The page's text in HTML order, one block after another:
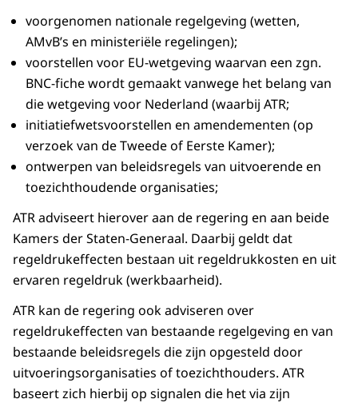
voorgenomen nationale regelgeving (wetten,
AMvB’s en ministeriële regelingen);
voorstellen voor EU-wetgeving waarvan een zgn.
BNC-fiche wordt gemaakt vanwege het belang van
die wetgeving voor Nederland (waarbij ATR;
initiatiefwetsvoorstellen en amendementen (op
verzoek van de Tweede of Eerste Kamer);
ontwerpen van beleidsregels van uitvoerende en
toezichthoudende organisaties;
ATR adviseert hierover aan de regering en aan beide
Kamers der Staten-Generaal. Daarbij geldt dat
regeldrukeffecten bestaan uit regeldrukkosten en uit
ervaren regeldruk (werkbaarheid).
ATR kan de regering ook adviseren over
regeldrukeffecten van bestaande regelgeving en van
bestaande beleidsregels die zijn opgesteld door
uitvoeringsorganisaties of toezichthouders. ATR
baseert zich hierbij op signalen die het via zijn